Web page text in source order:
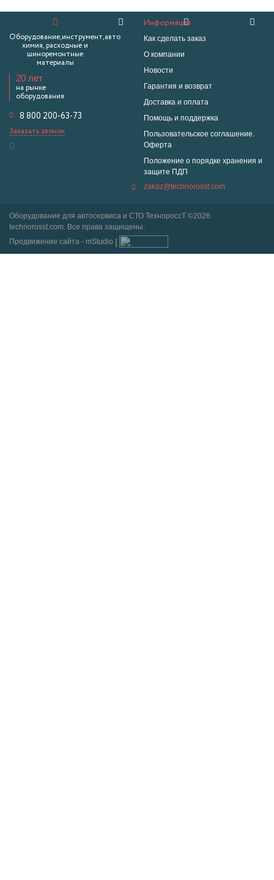
Оборудование,инструмент,авто
химия, расходные и
шиноремонтные
материалы
20 лет
на рынке
оборудования
8 800 200-63-73
Заказать звонок
Информация
Как сделать заказ
О компании
Новости
Гарантия и возврат
Доставка и оплата
Помощь и поддержка
Пользовательское соглашение.
Оферта
Положение о порядке хранения и
защите ПДП
zakaz@technorosst.com
Оборудование для автосервиса и СТО ТехнороссТ ©2026
technorosst.com. Все права защищены.
Продвижение сайта - mStudio